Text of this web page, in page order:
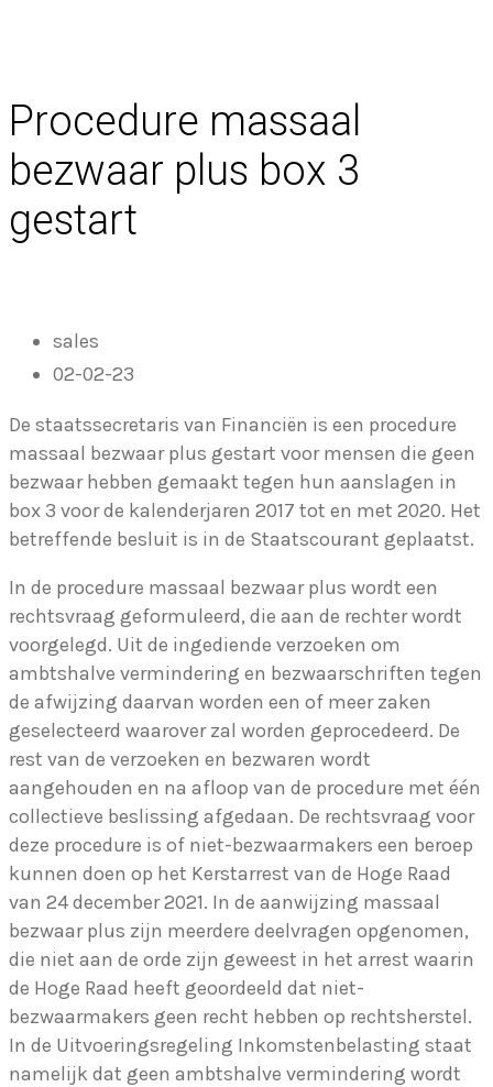
Procedure massaal
bezwaar plus box 3
gestart
sales
02-02-23
De staatssecretaris van Financiën is een procedure
massaal bezwaar plus gestart voor mensen die geen
bezwaar hebben gemaakt tegen hun aanslagen in
box 3 voor de kalenderjaren 2017 tot en met 2020. Het
betreffende besluit is in de Staatscourant geplaatst.
In de procedure massaal bezwaar plus wordt een
rechtsvraag geformuleerd, die aan de rechter wordt
voorgelegd. Uit de ingediende verzoeken om
ambtshalve vermindering en bezwaarschriften tegen
de afwijzing daarvan worden een of meer zaken
geselecteerd waarover zal worden geprocedeerd. De
rest van de verzoeken en bezwaren wordt
aangehouden en na afloop van de procedure met één
collectieve beslissing afgedaan. De rechtsvraag voor
deze procedure is of niet-bezwaarmakers een beroep
kunnen doen op het Kerstarrest van de Hoge Raad
van 24 december 2021. In de aanwijzing massaal
bezwaar plus zijn meerdere deelvragen opgenomen,
die niet aan de orde zijn geweest in het arrest waarin
de Hoge Raad heeft geoordeeld dat niet-
bezwaarmakers geen recht hebben op rechtsherstel.
In de Uitvoeringsregeling Inkomstenbelasting staat
namelijk dat geen ambtshalve vermindering wordt